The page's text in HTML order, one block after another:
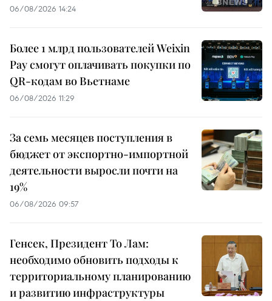
06/08/2026 14:24
Более 1 млрд пользователей Weixin
Pay смогут оплачивать покупки по
QR-кодам во Вьетнаме
06/08/2026 11:29
За семь месяцев поступления в
бюджет от экспортно-импортной
деятельности выросли почти на
19%
06/08/2026 09:57
Генсек, Президент То Лам:
необходимо обновить подходы к
территориальному планированию
и развитию инфраструктуры